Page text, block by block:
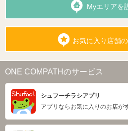
Myエリアを
お気に入り店舗
ONE COMPATHのサービス
シュフーチラシアプリ
アプリならお気に入りのお店が